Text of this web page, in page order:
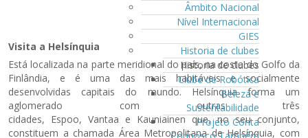
Âmbito Nacional
Nível Internacional
GIES
Historia de clubes
Historia de clubes
Clube de Robótica
Beleza e
Sustentabilidade
Projeto Conta
Visita a Helsínquia
Está localizada na parte meridional do país, na costa do Golfo da
Finlândia, e é uma das mais habitáveis e socialmente
desenvolvidas capitais do mundo. Helsínquia forma um
aglomerado com outras três
cidades, Espoo, Vantaa e Kauniainen que, no seu conjunto,
constituem a chamada Área Metropolitana de Helsínquia, com